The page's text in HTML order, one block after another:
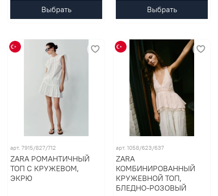
Выбрать Выбрать
арт. 7915/827/712
ZARA РОМАНТИЧНЫЙ
ТОП С КРУЖЕВОМ,
ЭКРЮ
арт. 1058/623/637
ZARA
КОМБИНИРОВАННЫЙ
КРУЖЕВНОЙ ТОП,
БЛЕДНО-РОЗОВЫЙ